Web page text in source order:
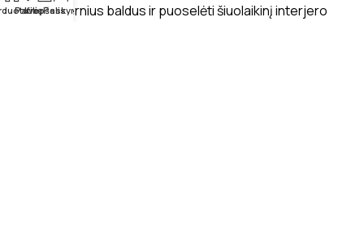
kurti modernius baldus ir puoselėti šiuolaikinį interjero
Patikę
Krepšelis
Paskyra